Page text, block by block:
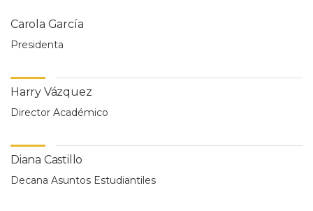
Carola García
Presidenta
Harry Vázquez
Director Académico
Diana Castillo
Decana Asuntos Estudiantiles